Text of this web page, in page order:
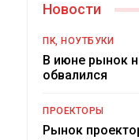
Новости
ПК, НОУТБУКИ
В июне рынок
обвалился
ПРОЕКТОРЫ
Рынок